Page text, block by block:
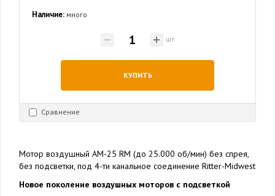
Наличие: много
шт
КУПИТЬ
Сравнение
Мотор воздушный AM-25 RM (до 25.000 об/мин) без спрея,
без подсветки, под 4-ти канальное соединение Ritter-Midwest
Новое поколение воздушных моторов с подсветкой